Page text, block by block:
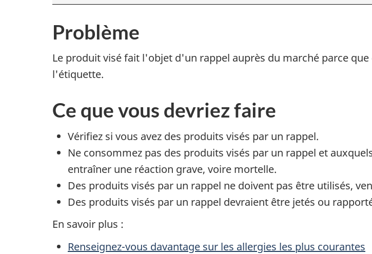
Problème
Le produit visé fait l'objet d'un rappel auprès du marché parce
l'étiquette.
Ce que vous devriez faire
Vérifiez si vous avez des produits visés par un rappel.
Ne consommez pas des produits visés par un rappel et
entraîner une réaction grave, voire mortelle.
Des produits visés par un rappel ne doivent pas être utilisés,
Des produits visés par un rappel devraient être jetés ou
En savoir plus :
Renseignez-vous davantage sur les allergies les plus courantes